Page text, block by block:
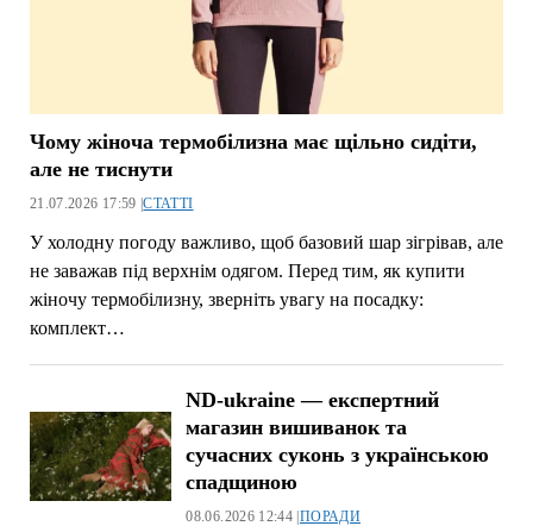
Чому жіноча термобілизна має щільно сидіти,
але не тиснути
21.07.2026 17:59 |СТАТТІ
У холодну погоду важливо, щоб базовий шар зігрівав, але
не заважав під верхнім одягом. Перед тим, як купити
жіночу термобілизну, зверніть увагу на посадку:
комплект…
ND-ukraine — експертний
магазин вишиванок та
сучасних суконь з українською
спадщиною
08.06.2026 12:44 |ПОРАДИ